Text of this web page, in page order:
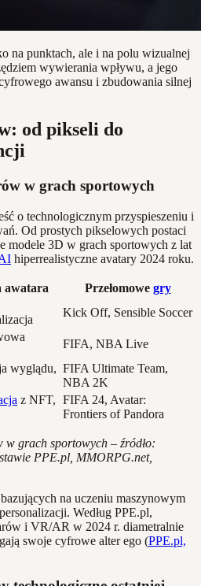
na punktach, ale i na polu wizualnej
wywierania wpływu, a jego
awansu i zbudowania silnej
od pikseli do
w grach sportowych
o technologicznym przyspieszeniu i
Od prostych pikselowych postaci
modele 3D w grach sportowych z lat
hiperrealistyczne avatary 2024 roku.
awatara Przełomowe gry
Kick Off, Sensible Soccer
FIFA, NBA Live
wyglądu, FIFA Ultimate Team,
NBA 2K
z NFT, FIFA 24, Avatar:
Frontiers of Pandora
grach sportowych – źródło:
PPE.pl, MMORPG.net,
na uczeniu maszynowym
Według PPE.pl,
i VR/AR w 2024 r. diametralnie
swoje cyfrowe alter ego (PPE.pl,